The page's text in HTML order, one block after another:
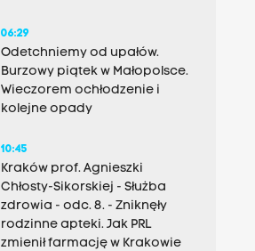
06:29
Odetchniemy od upałów.
Burzowy piątek w Małopolsce.
Wieczorem ochłodzenie i
kolejne opady
10:45
Kraków prof. Agnieszki
Chłosty-Sikorskiej - Służba
zdrowia - odc. 8. - Zniknęły
rodzinne apteki. Jak PRL
zmienił farmację w Krakowie